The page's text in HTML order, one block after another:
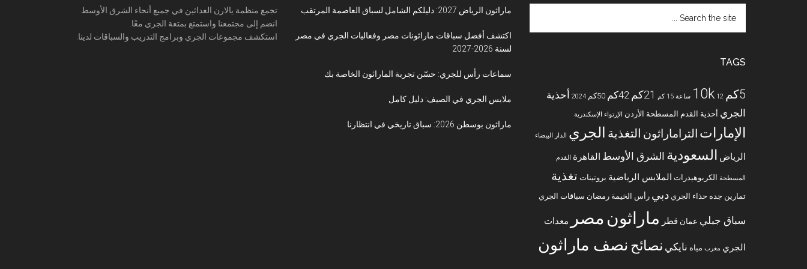
تجمع منظمة يالارن العدائين في جميع أنحاء الشرق الأوسط.
انضم إلى مجتمعنا واستمتع بمتعة الجري معًا.
استكشف مجموعات الجري وبرامج التدريب والسباقات لدينا.
ماراثون الرياض 2027: دليلكم الشامل لسباق العاصمة المرتقب
اكتشف أفضل سباقات ماراثونات مصر وفعاليات الجري في مصر
لسنة 2026-2027
سماعات رأس للجري: حسّن تجربة الماراثون الخاصة بك
ملابس الجري في الصيف: دليل كامل
ماراثون بوسطن 2026: سباق تاريخي في انتظارنا
the
TAGS
5كم 10k 12 ساعة 15 كم 21كم 42كم 50كم 2024
أحذية
الجري أحذية القدم المسطحة الأردن الإرتواء الإسكندرية
الإمارات التراماراثون التغذية الجري الدار البيضاء
الرياض السعودية الشرق الأوسط القاهرة القدم
المسطحة الكربوهيدرات الملابس الرياضية بروتينات تغذية
تمارين جده حذاء الجري دبي رأس الخيمة رمضان سباقات الجري
سباق جبلي عمان قطر ماراثون مصر معدات
الجري مغرب مياه نايكي نصائح نصف ماراثون